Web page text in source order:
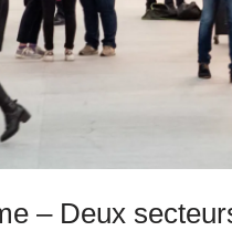
– Deux